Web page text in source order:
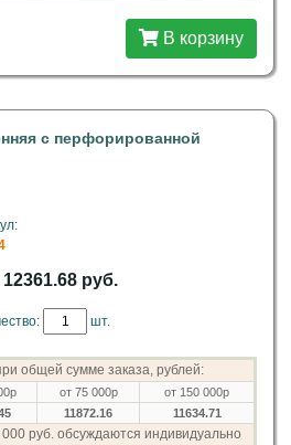
В корзину
с перфорированной
12361.68 руб.
шт.
общей сумме заказа, рублей:
от 75 000р
от 150 000р
11872.16 11634.71
руб. обсуждаются индивидуально